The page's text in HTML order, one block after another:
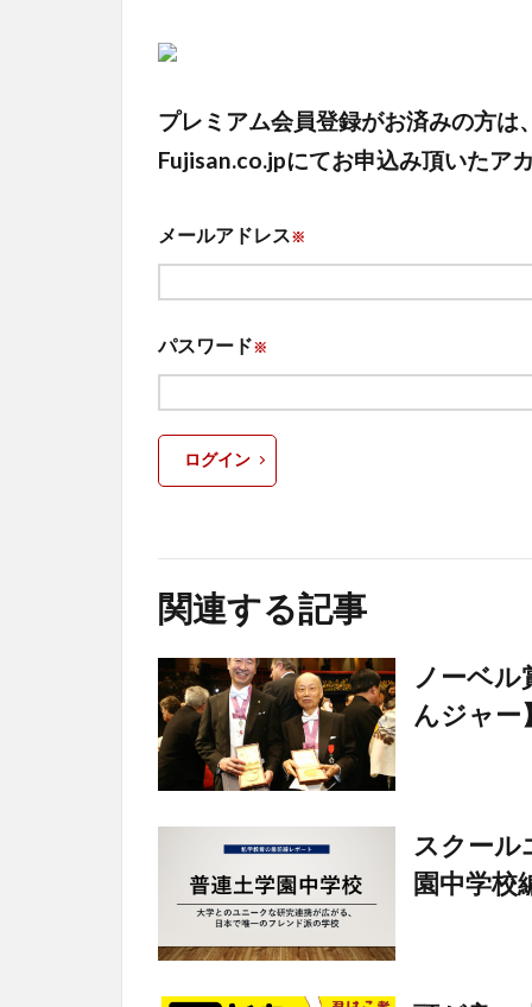
プレミアム会員登録がお済みの方
Fujisan.co.jpにてお申込み頂いたア
メールアドレス※
パスワード※
ログイン
関連する記事
ノーベ
んジャー
スクール
園中学校